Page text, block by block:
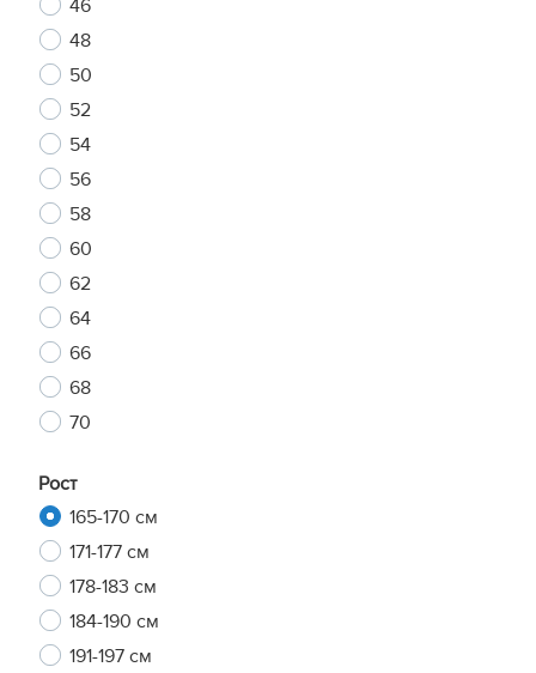
46
48
50
52
54
56
58
60
62
64
66
68
70
Рост
165-170 см
171-177 см
178-183 см
184-190 см
191-197 см